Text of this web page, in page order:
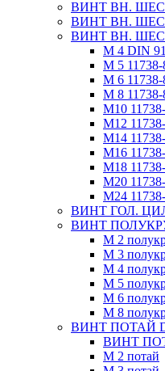
ВИНТ ВН.
ВИНТ ВН.
ВИНТ ВН.
М 4 DIN
М 5
М 6
М 8
М10
М12
М14
М16
М18
М20
М24
ВИНТ ГОЛ.
ВИНТ
М 2
М 3
М 4
М 5
М 6
М 8
ВИНТ ПОТАЙ
ВИНТ
М 2 потай